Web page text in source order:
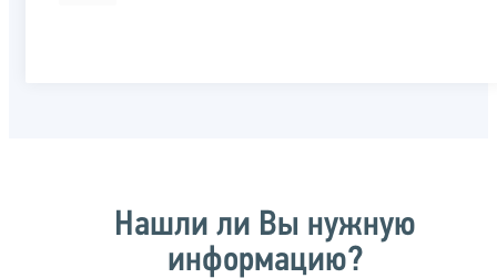
Нашли ли Вы нужную
информацию?